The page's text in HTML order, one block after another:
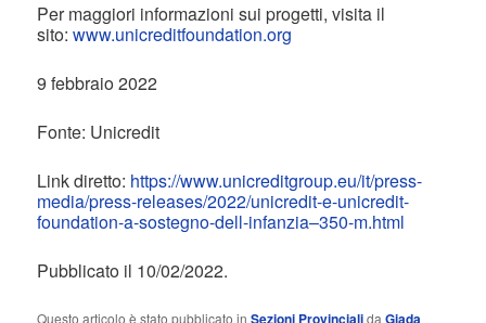
Per maggiori informazioni sui progetti, visita il
sito:www.unicreditfoundation.org
9 febbraio 2022
Fonte: Unicredit
Link diretto: https://www.unicreditgroup.eu/it/press-
media/press-releases/2022/unicredit-e-unicredit-
foundation-a-sostegno-dell-infanzia–350-m.html
Pubblicato il 10/02/2022.
Questo articolo è stato pubblicato inSezioni ProvincialidaGiada